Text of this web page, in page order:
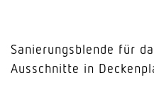
Sanierungsblende für
Ausschnitte in